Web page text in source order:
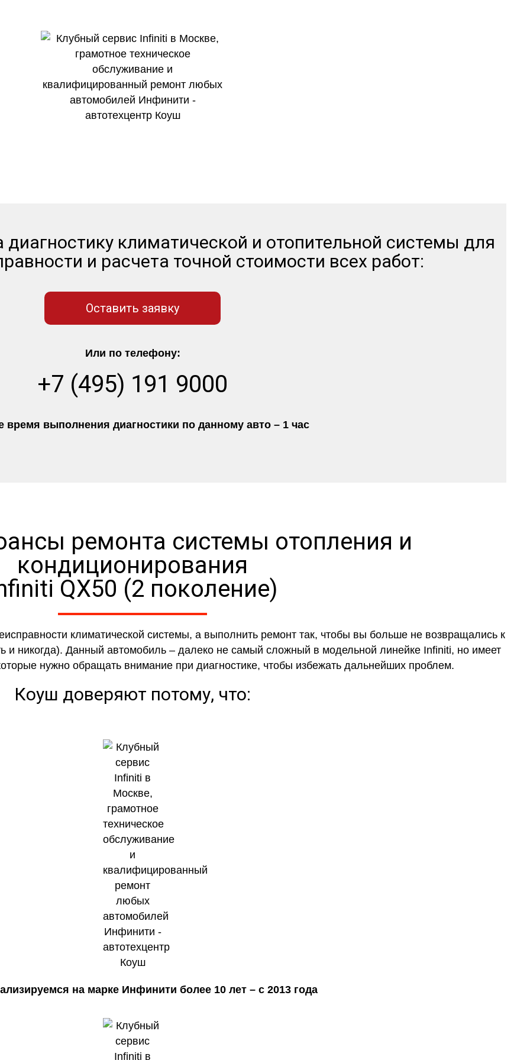
климатической и отопительной системы для
и расчета точной стоимости всех работ:
Оставить заявку
Или по телефону:
+7 (495) 191 9000
время выполнения диагностики по данному авто – 1 час
ремонта системы отопления и
кондиционирования
QX50 (2 поколение)
климатической системы, а выполнить ремонт так, чтобы вы больше не возвращались к
и никогда). Данный автомобиль – далеко не самый сложный в модельной линейке Infiniti, но имеет
нужно обращать внимание при диагностике, чтобы избежать дальнейших проблем.
Коуш доверяют потому, что:
на марке Инфинити более 10 лет – с 2013 года